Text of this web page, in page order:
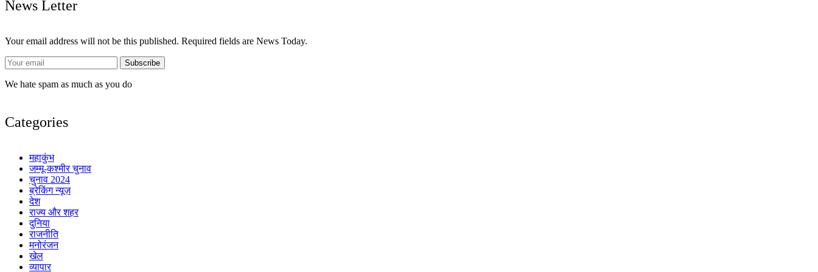
News Letter
Your email address will not be this published. Required fields are News Today.
We hate spam as much as you do
Categories
महाकुंभ
जम्मू-कश्मीर चुनाव
चुनाव 2024
ब्रेकिंग न्यूज़
देश
राज्य और शहर
दुनिया
राजनीति
मनोरंजन
खेल
व्यापार